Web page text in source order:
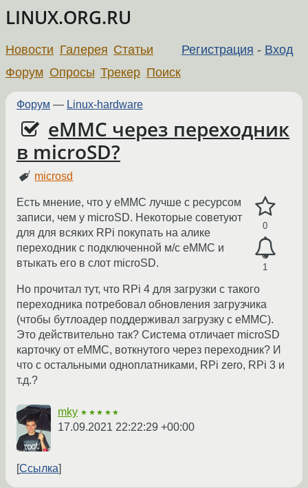
LINUX.ORG.RU
Регистрация - Вход
Новости Галерея Статьи
Форум Опросы Трекер Поиск
Форум — Linux-hardware
eMMC через переходник
в microSD?
microsd
0
1
Есть мнение, что у eMMC лучше с ресурсом
записи, чем у microSD. Некоторые советуют
для для всяких RPi покупать на алике
переходник с подключенной м/с eMMC и
втыкать его в слот microSD.
Но прочитал тут, что RPi 4 для загрузки с такого
переходника потребовал обновления загрузчика
(чтобы бутлоадер поддерживал загрузку с eMMC).
Это действительно так? Система отличает microSD
карточку от eMMC, воткнутого через переходник? И
что с остальными одноплатниками, RPi zero, RPi 3 и
т.д.?
mky ★★★★★
17.09.2021 22:22:29 +00:00
Ссылка